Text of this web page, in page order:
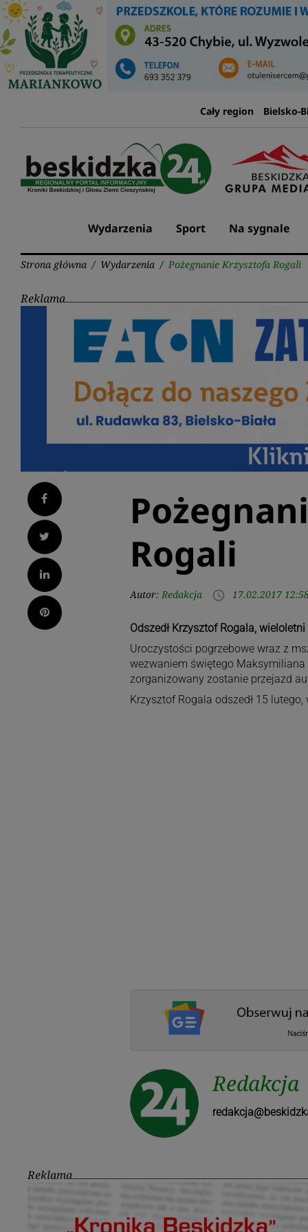
Przejdź
do
treści
Cały region Bielsko-
Wydarzenia Sport Na sygnale
Strona główna / Wydarzenia / Pożegnanie Krzysztofa Rogali
Reklama
Facebook
Twitter
LinkedIn
Pinterest
Rogali
Autor: Redakcja access_time 17.02.2017
Odszedł Krzysztof Rogala,
Uroczystości pogrzebowe wraz z
wezwaniem świętego Maksymiliana
zorganizowany zostanie przejazd
Krzysztof Rogala odszedł 15
Redakcja
Reklama